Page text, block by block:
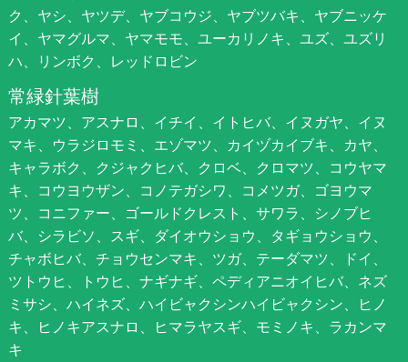
ク、ヤシ、ヤツデ、ヤブコウジ、ヤブツバキ、ヤブニッケ
イ、ヤマグルマ、ヤマモモ、ユーカリノキ、ユズ、ユズリ
ハ、リンボク、レッドロビン
常緑針葉樹
アカマツ、アスナロ、イチイ、イトヒバ、イヌガヤ、イヌ
マキ、ウラジロモミ、エゾマツ、カイヅカイブキ、カヤ、
キャラボク、クジャクヒバ、クロベ、クロマツ、コウヤマ
キ、コウヨウザン、コノテガシワ、コメツガ、ゴヨウマ
ツ、コニファー、ゴールドクレスト、サワラ、シノブヒ
バ、シラビソ、スギ、ダイオウショウ、タギョウショウ、
チャボヒバ、チョウセンマキ、ツガ、テーダマツ、ドイ、
ツトウヒ、トウヒ、ナギナギ、ペディアニオイヒバ、ネズ
ミサシ、ハイネズ、ハイビャクシンハイビャクシン、ヒノ
キ、ヒノキアスナロ、ヒマラヤスギ、モミノキ、ラカンマ
キ